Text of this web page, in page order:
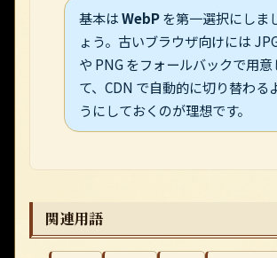
基本はWebPを第一選択にしま
ょう。古いブラウザ向けには
や PNG をフォールバックで用意
て、CDN で自動的に切り替わる
うにしておくのが理想です。
関連用語